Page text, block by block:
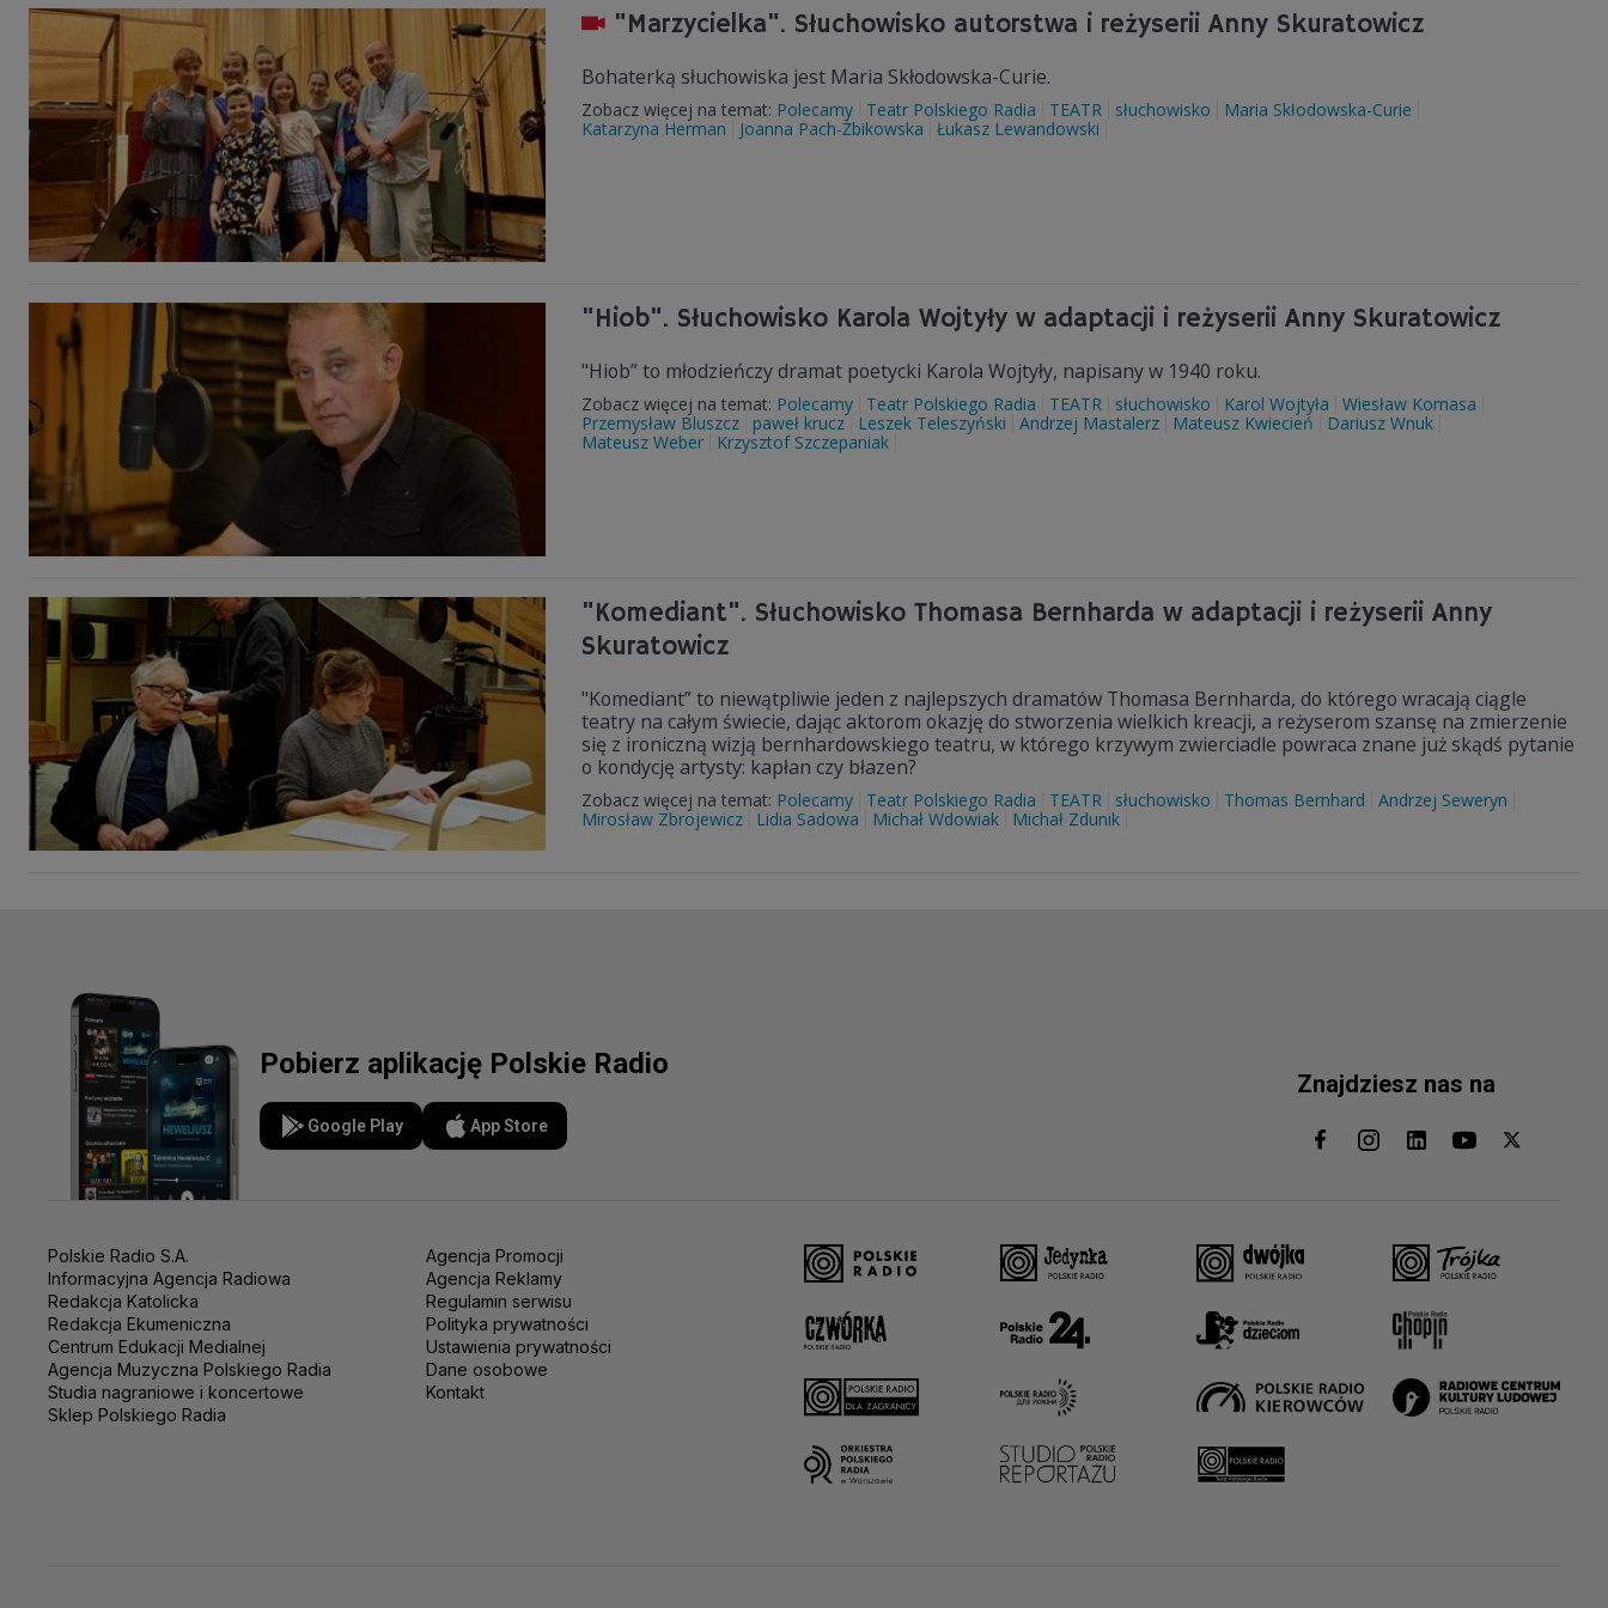
"Marzycielka". Słuchowisko autorstwa i reżyserii Anny Skuratowicz
Bohaterką słuchowiska jest Maria Skłodowska-Curie.
Zobacz więcej na temat: Polecamy Teatr Polskiego Radia TEATR słuchowisko
Maria Skłodowska-Curie
Katarzyna Herman
Joanna Pach-Żbikowska Łukasz Lewandowski
"Hiob". Słuchowisko Karola Wojtyły w adaptacji i reżyserii Anny Skuratowicz
"Hiob” to młodzieńczy dramat poetycki Karola Wojtyły, napisany w 1940 roku.
Zobacz więcej na temat: Polecamy Teatr Polskiego Radia TEATR słuchowisko Karol Wojtyła
Wiesław Komasa
Przemysław Bluszcz
paweł krucz Leszek Teleszyński Andrzej Mastalerz Mateusz Kwiecień
Dariusz Wnuk
Mateusz Weber
Krzysztof Szczepaniak
"Komediant". Słuchowisko Thomasa Bernharda w adaptacji i reżyserii Anny
Skuratowicz
"Komediant” to niewątpliwie jeden z najlepszych dramatów Thomasa Bernharda, do którego wracają ciągle
teatry na całym świecie, dając aktorom okazję do stworzenia wielkich kreacji, a reżyserom szansę na zmierzenie
się z ironiczną wizją bernhardowskiego teatru, w którego krzywym zwierciadle powraca znane już skądś pytanie
o kondycję artysty: kapłan czy błazen?
Zobacz więcej na temat: Polecamy Teatr Polskiego Radia TEATR słuchowisko Thomas Bernhard
Andrzej Seweryn
Mirosław Zbrojewicz
Lidia Sadowa Michał Wdowiak Michał Zdunik
Pobierz aplikację Polskie Radio
Google Play App Store
Znajdziesz nas na
Polskie Radio S.A.
Informacyjna Agencja Radiowa
Redakcja Katolicka
Redakcja Ekumeniczna
Centrum Edukacji Medialnej
Agencja Muzyczna Polskiego Radia
Studia nagraniowe i koncertowe
Sklep Polskiego Radia
Agencja Promocji
Agencja Reklamy
Regulamin serwisu
Polityka prywatności
Ustawienia prywatności
Dane osobowe
Kontakt